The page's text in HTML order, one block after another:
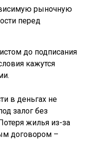
рыночную
перед
до подписания
кажутся
в деньгах не
залог без
жилья из-за
договором –